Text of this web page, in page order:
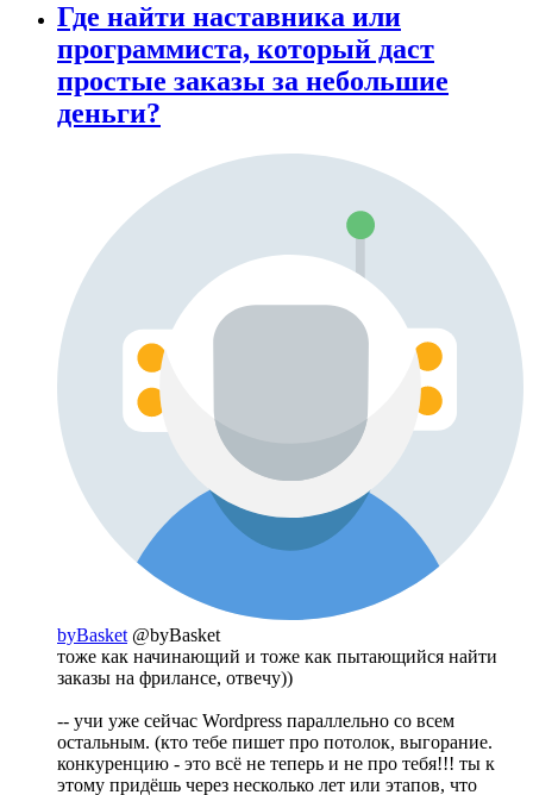
Где найти наставника или
программиста, который даст
простые заказы за небольшие
деньги?
byBasket @byBasket
тоже как начинающий и тоже как пытающийся найти
заказы на фрилансе, отвечу))
-- учи уже сейчас Wordpress параллельно со всем
остальным. (кто тебе пишет про потолок, выгорание.
конкуренцию - это всё не теперь и не про тебя!!! ты к
этому придёшь через несколько лет или этапов, что